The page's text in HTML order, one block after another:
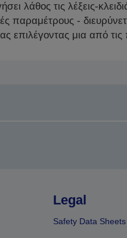
λάθος τις λέξεις-
παραμέτρους -
επιλέγοντας μια από
Legal
Safety Data Sheets